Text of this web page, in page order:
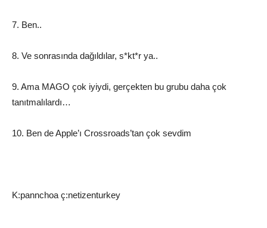
7. Ben..
8. Ve sonrasında dağıldılar, s*kt*r ya..
9. Ama MAGO çok iyiydi, gerçekten bu grubu daha çok
tanıtmalılardı…
10. Ben de Apple’ı Crossroads’tan çok sevdim
K:pannchoa ç:netizenturkey